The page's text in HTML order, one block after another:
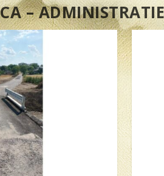
– ADMINISTRATIE